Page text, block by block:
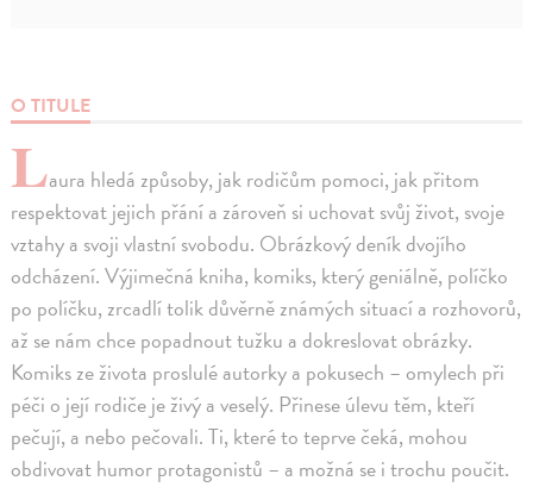
O TITULE
Laura hledá způsoby, jak rodičům pomoci, jak přitom
respektovat jejich přání a zároveň si uchovat svůj život, svoje
vztahy a svoji vlastní svobodu. Obrázkový deník dvojího
odcházení. Výjimečná kniha, komiks, který geniálně, políčko
po políčku, zrcadlí tolik důvěrně známých situací a rozhovorů,
až se nám chce popadnout tužku a dokreslovat obrázky.
Komiks ze života proslulé autorky a pokusech – omylech při
péči o její rodiče je živý a veselý. Přinese úlevu těm, kteří
pečují, a nebo pečovali. Ti, které to teprve čeká, mohou
obdivovat humor protagonistů – a možná se i trochu poučit.